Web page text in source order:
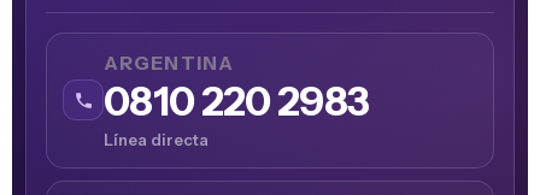
ARGENTINA
0810 220 2983
Línea directa